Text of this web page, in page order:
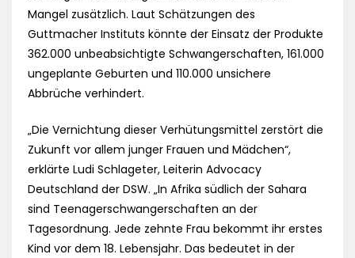
Mangel zusätzlich. Laut Schätzungen des
Guttmacher Instituts könnte der Einsatz der Produkte
362.000 unbeabsichtigte Schwangerschaften, 161.000
ungeplante Geburten und 110.000 unsichere
Abbrüche verhindert.
„Die Vernichtung dieser Verhütungsmittel zerstört die
Zukunft vor allem junger Frauen und Mädchen“,
erklärte Ludi Schlageter, Leiterin Advocacy
Deutschland der DSW. „In Afrika südlich der Sahara
sind Teenagerschwangerschaften an der
Tagesordnung. Jede zehnte Frau bekommt ihr erstes
Kind vor dem 18. Lebensjahr. Das bedeutet in der